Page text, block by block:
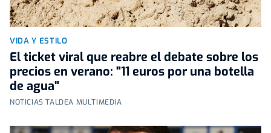
VIDA Y ESTILO
El ticket viral que reabre el debate sobre los
precios en verano: "11 euros por una botella
de agua"
NOTICIAS TALDEA MULTIMEDIA